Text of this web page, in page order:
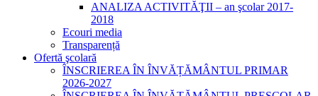
ANALIZA ACTIVITĂŢII – an şcolar 2017-
2018
Ecouri media
Transparență
Ofertă şcolară
ÎNSCRIEREA ÎN ÎNVĂȚĂMÂNTUL PRIMAR
2026-2027